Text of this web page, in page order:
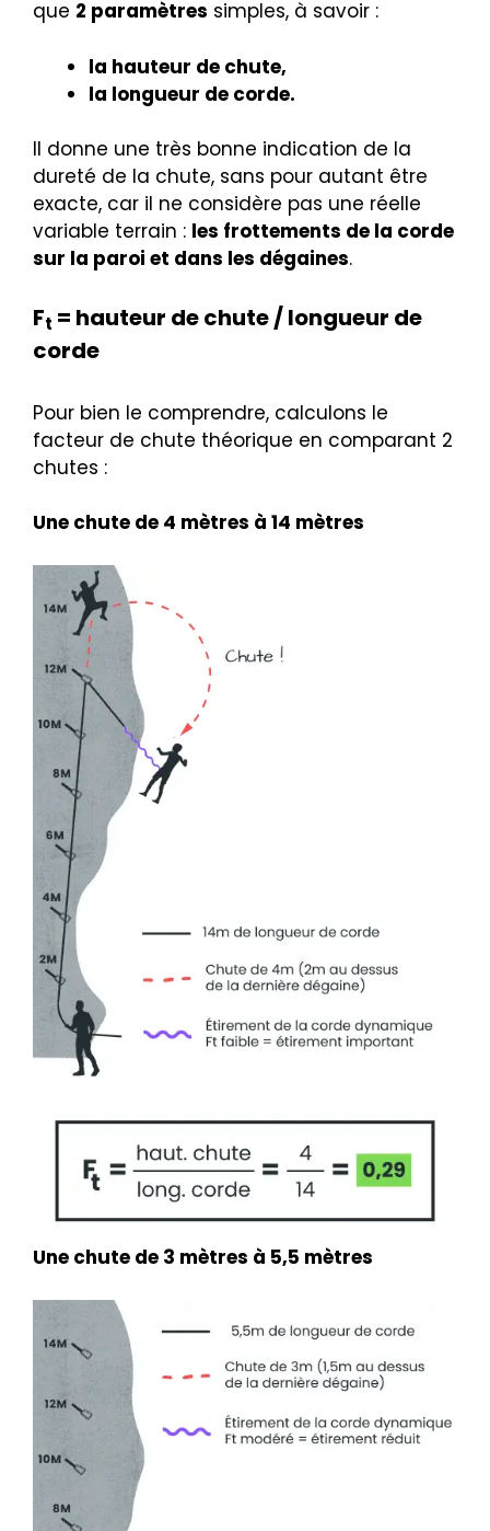
que 2 paramètres simples, à savoir :
la hauteur de chute,
la longueur de corde.
Il donne une très bonne indication de la
dureté de la chute, sans pour autant être
exacte, car il ne considère pas une réelle
variable terrain : les frottements de la corde
sur la paroi et dans les dégaines.
Ft = hauteur de chute / longueur de
corde
Pour bien le comprendre, calculons le
facteur de chute théorique en comparant 2
chutes :
Une chute de 4 mètres à 14 mètres
Une chute de 3 mètres à 5,5 mètres